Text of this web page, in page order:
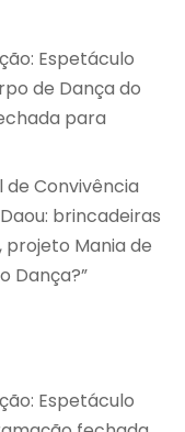
Espetáculo
de Dança do
para
de Convivência
brincadeiras
projeto Mania de
Dança?”
Espetáculo